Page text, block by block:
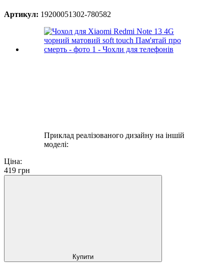
Артикул: 19200051302-780582
Приклад реалізованого дизайну на іншій
моделі:
Ціна:
419 грн
Купити